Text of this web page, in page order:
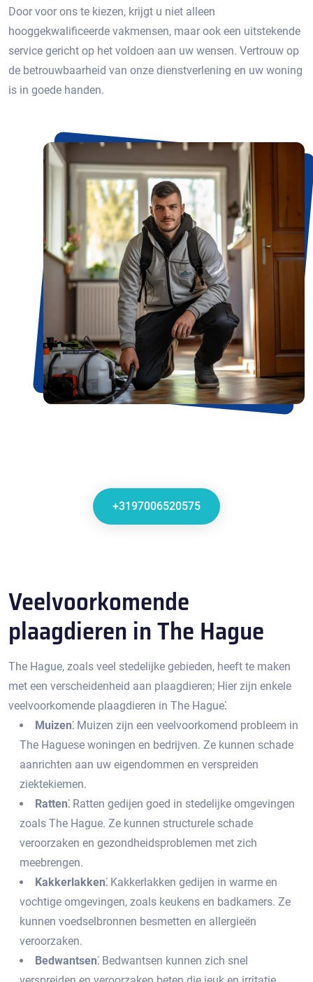
Door voor ons te kiezen, krijgt u niet alleen
hooggekwalificeerde vakmensen, maar ook een uitstekende
service gericht op het voldoen aan uw wensen. Vertrouw op
de betrouwbaarheid van onze dienstverlening en uw woning
is in goede handen.
+3197006520575
Veelvoorkomende
plaagdieren in The Hague
The Hague, zoals veel stedelijke gebieden, heeft te maken
met een verscheidenheid aan plaagdieren; Hier zijn enkele
veelvoorkomende plaagdieren in The Hague⁚
Muizen⁚ Muizen zijn een veelvoorkomend probleem in
The Haguese woningen en bedrijven.​ Ze kunnen schade
aanrichten aan uw eigendommen en verspreiden
ziektekiemen.​
Ratten⁚ Ratten gedijen goed in stedelijke omgevingen
zoals The Hague.​ Ze kunnen structurele schade
veroorzaken en gezondheidsproblemen met zich
meebrengen.​
Kakkerlakken⁚ Kakkerlakken gedijen in warme en
vochtige omgevingen, zoals keukens en badkamers.​ Ze
kunnen voedselbronnen besmetten en allergieën
veroorzaken.​
Bedwantsen⁚ Bedwantsen kunnen zich snel